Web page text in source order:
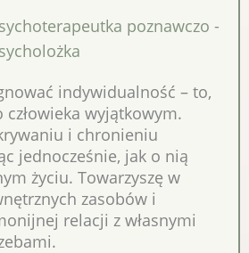
poznawczo -
indywidualność – to,
człowieka wyjątkowym.
i chronieniu
jednocześnie, jak o nią
życiu. Towarzyszę w
zasobów i
relacji z własnymi